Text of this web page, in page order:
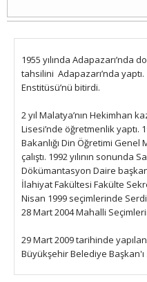
1955 yılında Adapazarı’nda
tahsilini Adapazarı’nda
Enstitüsü’nü bitirdi.
2 yıl Malatya’nın Hekimhan
Lisesi’nde öğretmenlik yaptı.
Bakanlığı Din Öğretimi
çalıştı. 1992 yılının
Dökümantasyon Daire
İlahiyat Fakültesi Fakülte
Nisan 1999 seçimlerinde
28 Mart 2004 Mahalli
29 Mart 2009 tarihinde
Büyükşehir Belediye Başkan'ı